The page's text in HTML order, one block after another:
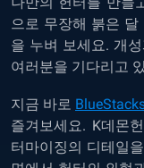
으로 무장해 붉은
을 누벼 보세요. 개
여러분을 기다리고
지금 바로
즐겨보세요. K데몬
터마이징의 디테일